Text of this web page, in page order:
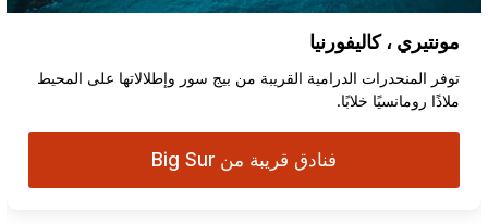
مونتيري ، كاليفورنيا
توفر المنحدرات الدرامية القريبة من بيج سور وإطلالاتها على المحيط
ملاذًا رومانسيًا خلابًا.
فنادق قريبة من Big Sur